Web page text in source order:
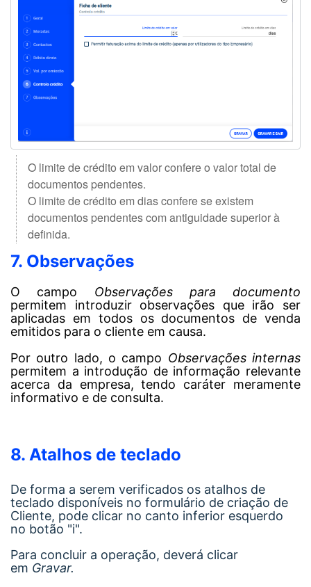
O limite de crédito em valor confere o valor total de
documentos pendentes.
O limite de crédito em dias confere se existem
documentos pendentes com antiguidade superior à
definida.
7. Observações
O campo Observações para documento
permitem introduzir observações que irão ser
aplicadas em todos os documentos de venda
emitidos para o cliente em causa.
Por outro lado, o campo Observações internas
permitem a introdução de informação relevante
acerca da empresa, tendo caráter meramente
informativo e de consulta.
8. Atalhos de teclado
De forma a serem verificados os atalhos de
teclado disponíveis no formulário de criação de
Cliente, pode clicar no canto inferior esquerdo
no botão "i".
Para concluir a operação, deverá clicar
em Gravar.